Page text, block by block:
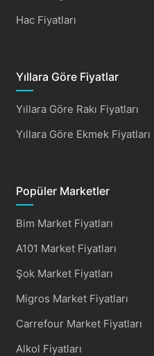
Hac Fiyatları
Yıllara Göre Fiyatlar
Yıllara Göre Rakı Fiyatları
Yıllara Göre Ekmek Fiyatları
Popüler Marketler
Bim Market Fiyatları
A101 Market Fiyatları
Şok Market Fiyatları
Migros Market Fiyatları
Carrefour Market Fiyatları
Alkol Fiyatları